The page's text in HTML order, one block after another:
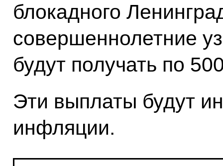
блокадного
совершеннолетние
будут получать по
Эти выплаты будут
инфляции.